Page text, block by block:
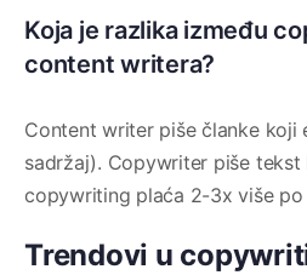
Koja je razlika između
content writera?
Content writer piše članke koji
sadržaj). Copywriter piše tekst
copywriting plaća 2-3x više po
Trendovi u